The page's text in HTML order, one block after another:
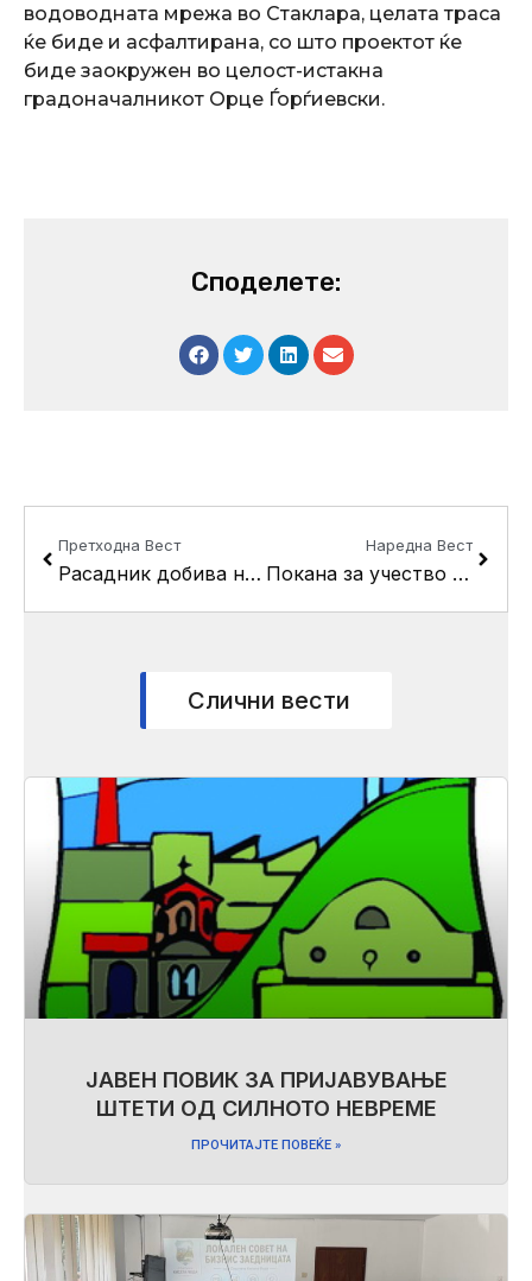
водоводната мрежа во Стаклара, целата траса
ќе биде и асфалтирана, со што проектот ќе
биде заокружен во целост-истакна
градоначалникот Орце Ѓорѓиевски.
Споделете:
Претходна Вест
Расадник добива нов паркинг за 130 возила, четврт за овие две години
Наредна Вест
Покана за учество во првата форумска сесија во рамки на проектот “Зајакнување на општинските совети”
Слични вести
ЈАВЕН ПОВИК ЗА ПРИЈАВУВАЊЕ
ШТЕТИ ОД СИЛНОТО НЕВРЕМЕ
ПРОЧИТАЈТЕ ПОВЕЌЕ »